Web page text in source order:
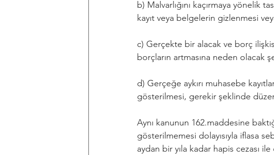
b) Malvarlığını kaçırmaya yönelik
kayıt veya belgelerin gizlenmesi
c) Gerçekte bir alacak ve borç
borçların artmasına neden olacak
d) Gerçeğe aykırı muhasebe
gösterilmesi, gerekir şeklinde
Aynı kanunun 162.maddesine
gösterilmemesi dolayısıyla iflasa
aydan bir yıla kadar hapis cezası